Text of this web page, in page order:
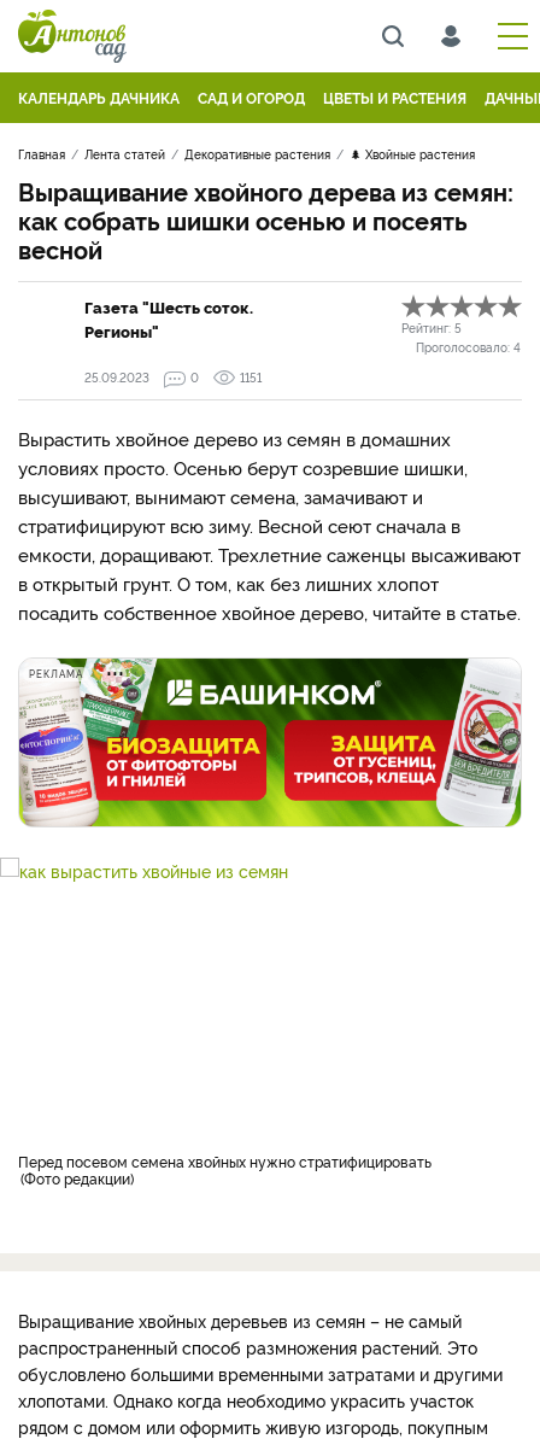
КАЛЕНДАРЬ ДАЧНИКА САД И ОГОРОД ЦВЕТЫ И РАСТЕНИЯ
Главная Лента статей Декоративные растения 🌲 Хвойные растения
Выращивание хвойного дерева из семян:
как собрать шишки осенью и посеять
весной
Газета "Шесть соток.
Регионы"
Рейтинг: 5
Проголосовало: 4
25.09.2023
0 1151
Вырастить хвойное дерево из семян в домашних
условиях просто. Осенью берут созревшие шишки,
высушивают, вынимают семена, замачивают и
стратифицируют всю зиму. Весной сеют сначала в
емкости, доращивают. Трехлетние саженцы высаживают
в открытый грунт. О том, как без лишних хлопот
посадить собственное хвойное дерево, читайте в статье.
РЕКЛАМА
Перед посевом семена хвойных нужно стратифицировать
Фото редакции
Выращивание хвойных деревьев из семян – не самый
распространенный способ размножения растений. Это
обусловлено большими временными затратами и другими
хлопотами. Однако когда необходимо украсить участок
рядом с домом или оформить живую изгородь, покупным